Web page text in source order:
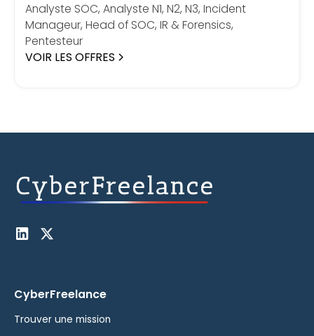
Analyste SOC, Analyste N1, N2, N3, Incident
Manageur, Head of SOC, IR & Forensics,
Pentesteur
VOIR LES OFFRES
CyberFreelance
Trouver une mission